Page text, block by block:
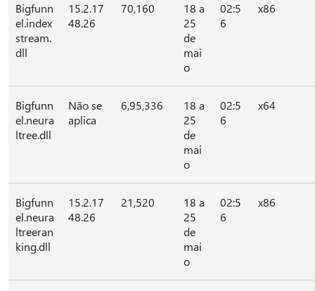
Bigfunn
el.index
stream.
dll
15.2.17
48.26
70,160
18 a
25
de
mai
o
02:5
6
x86
Bigfunn
el.neura
ltree.dll
Não se
aplica
6,95,336
18 a
25
de
mai
o
02:5
6
x64
Bigfunn
el.neura
ltreeran
king.dll
15.2.17
48.26
21,520
18 a
25
de
mai
o
02:5
6
x86